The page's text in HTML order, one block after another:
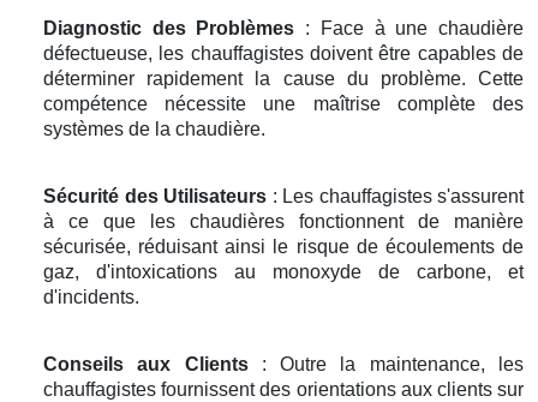
Diagnostic des Problèmes : Face à une chaudière
défectueuse, les chauffagistes doivent être capables de
déterminer rapidement la cause du problème. Cette
compétence nécessite une maîtrise complète des
systèmes de la chaudière.
Sécurité des Utilisateurs : Les chauffagistes s'assurent
à ce que les chaudières fonctionnent de manière
sécurisée, réduisant ainsi le risque de écoulements de
gaz, d'intoxications au monoxyde de carbone, et
d'incidents.
Conseils aux Clients: Outre la maintenance, les
chauffagistes fournissent des orientations aux clients sur